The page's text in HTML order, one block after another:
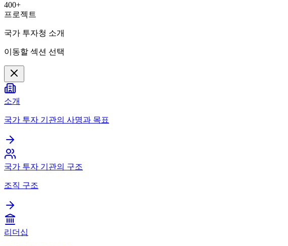
400+
프로젝트
국가 투자청 소개
이동할 섹션 선택
소개
국가 투자 기관의 사명과 목표
국가 투자 기관의 구조
조직 구조
리더십